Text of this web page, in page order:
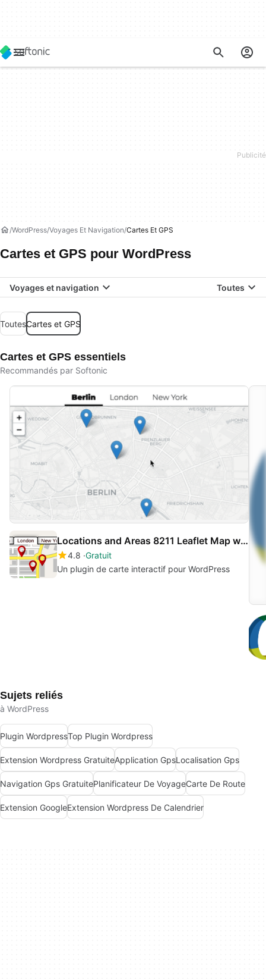
WordPress Voyages Et Navigation Cartes Et GPS
Cartes et GPS pour WordPress
Voyages et navigation Toutes
ToutesCartes et GPS
Cartes et GPS essentiels
Recommandés par Softonic
Locations and Areas 8211 Leaflet Map with Region Tabs
4.8 Gratuit
Un plugin de carte interactif pour WordPress
Sujets reliés
à WordPress
Plugin WordpressTop Plugin Wordpress
Extension Wordpress GratuiteApplication GpsLocalisation Gps
Navigation Gps GratuitePlanificateur De VoyageCarte De Route
Extension GoogleExtension Wordpress De Calendrier